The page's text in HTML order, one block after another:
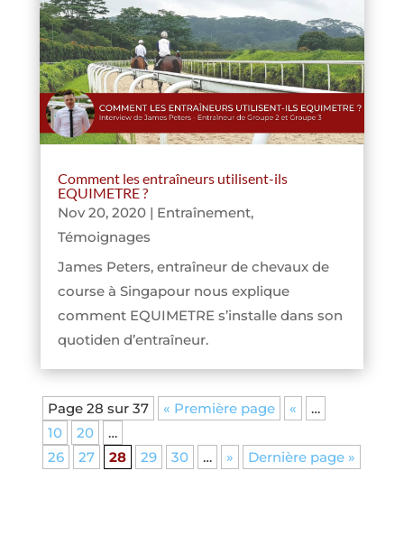
Comment les entraîneurs utilisent-ils
EQUIMETRE ?
Nov 20, 2020| Entraînement,
Témoignages
James Peters, entraîneur de chevaux de
course à Singapour nous explique
comment EQUIMETRE s’installe dans son
quotiden d’entraîneur.
Page 28 sur 37 « Première page «
…
10
20
…
26
27 28 29 30 … » Dernière page »